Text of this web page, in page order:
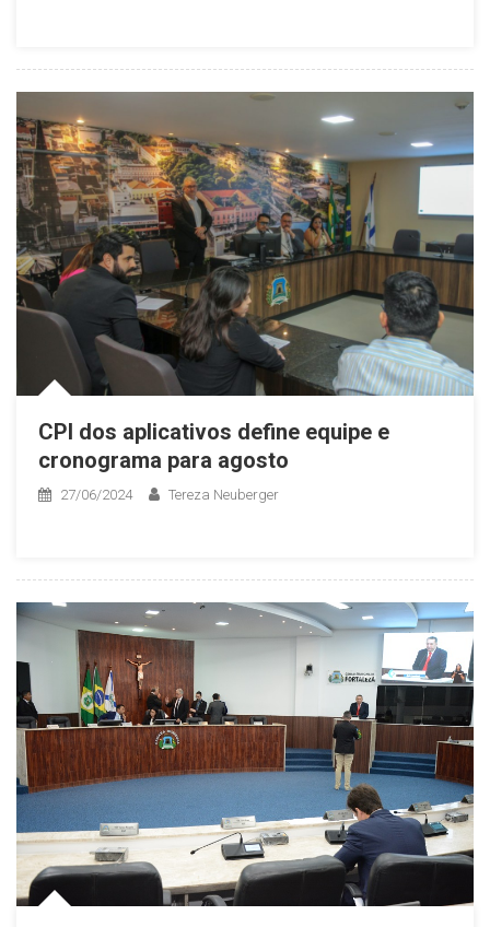
CPI dos aplicativos define equipe e
cronograma para agosto
27/06/2024 Tereza Neuberger